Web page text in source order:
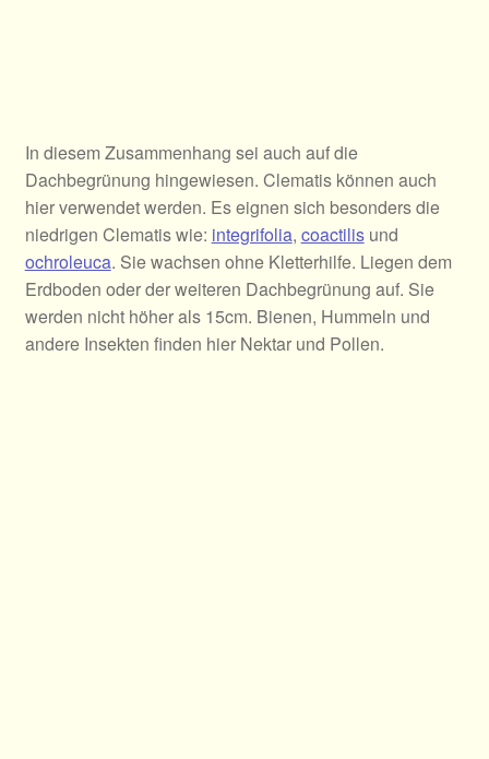
In diesem Zusammenhang sei auch auf die
Dachbegrünung hingewiesen. Clematis können auch
hier verwendet werden. Es eignen sich besonders die
niedrigen Clematis wie: integrifolia, coactilisund
ochroleuca. Sie wachsen ohne Kletterhilfe. Liegen dem
Erdboden oder der weiteren Dachbegrünung auf. Sie
werden nicht höher als 15cm. Bienen, Hummeln und
andere Insekten finden hier Nektar und Pollen.